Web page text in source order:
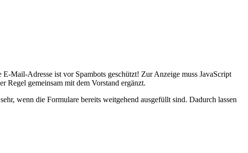
E-Mail-Adresse ist vor Spambots geschützt! Zur Anzeige muss JavaScript
Regel gemeinsam mit dem Vorstand ergänzt.
wenn die Formulare bereits weitgehend ausgefüllt sind. Dadurch lassen